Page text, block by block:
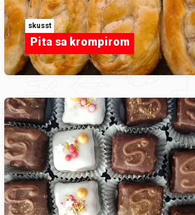
skusst
Pita sa krompirom